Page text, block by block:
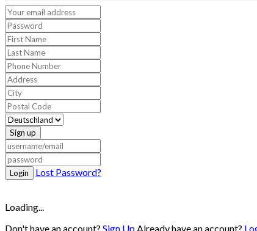
Sign up
Login Lost Password?
Loading...
Don't have an account? Sign Up Already have an account?